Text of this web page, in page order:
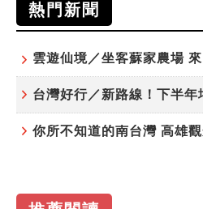
熱門新聞
雲遊仙境／坐客蘇家農場
你所不知道的南台灣 高雄